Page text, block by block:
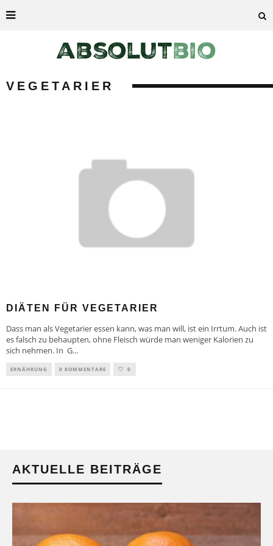
VEGETARIER
DIÄTEN FÜR VEGETARIER
Dass man als Vegetarier essen kann, was man will, ist ein Irrtum. Auch ist
es falsch zu behaupten, ohne Fleisch würde man weniger Kalorien zu
sich nehmen. In G...
ERNÄHRUNG 0 KOMMENTARE 0
AKTUELLE BEITRÄGE